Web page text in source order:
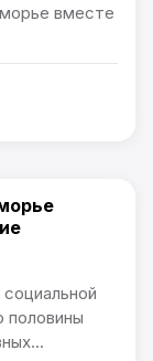
вместе
половины